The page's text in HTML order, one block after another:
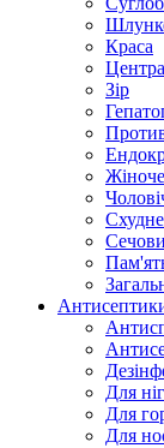
Краса
Зір
Для ніг
Для
Для